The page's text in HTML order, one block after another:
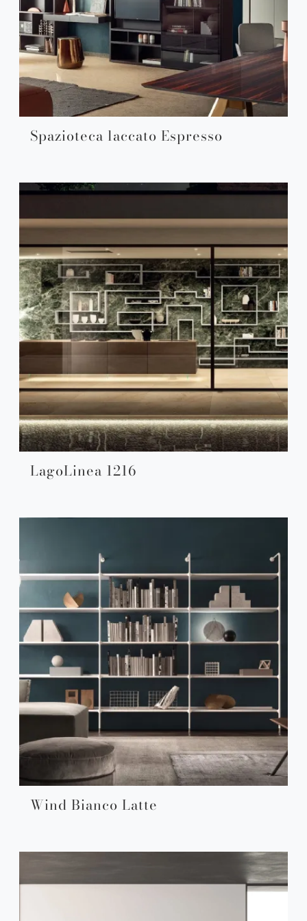
Spazioteca laccato Espresso
LagoLinea 1216
Wind Bianco Latte